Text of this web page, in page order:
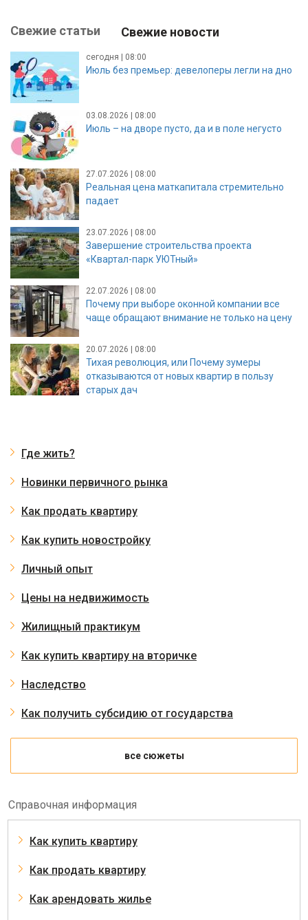
Свежие статьи Свежие новости
сегодня | 08:00
Июль без премьер: девелоперы легли на дно
03.08.2026 | 08:00
Июль – на дворе пусто, да и в поле негусто
27.07.2026 | 08:00
Реальная цена маткапитала стремительно
падает
23.07.2026 | 08:00
Завершение строительства проекта
«Квартал-парк УЮТный»
22.07.2026 | 08:00
Почему при выборе оконной компании все
чаще обращают внимание не только на цену
20.07.2026 | 08:00
Тихая революция, или Почему зумеры
отказываются от новых квартир в пользу
старых дач
Где жить?
Новинки первичного рынка
Как продать квартиру
Как купить новостройку
Личный опыт
Цены на недвижимость
Жилищный практикум
Как купить квартиру на вторичке
Наследство
Как получить субсидию от государства
все сюжеты
Справочная информация
Как купить квартиру
Как продать квартиру
Как арендовать жилье